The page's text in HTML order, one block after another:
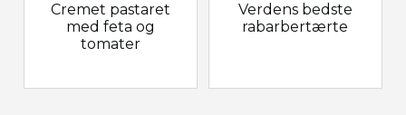
Cremet pastaret
med feta og
tomater
Verdens bedste
rabarbertærte